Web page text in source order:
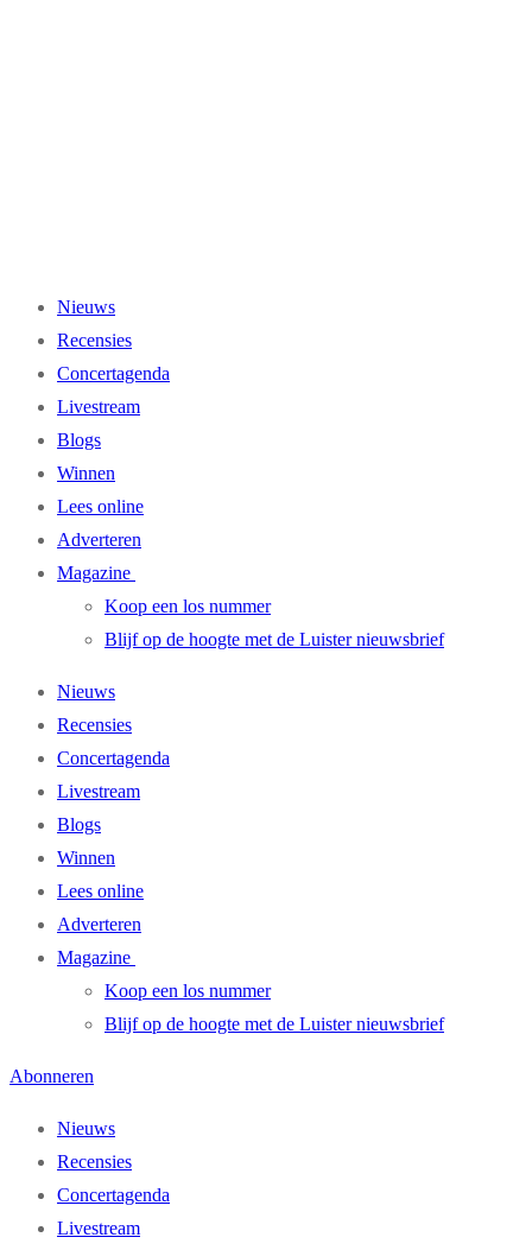
Nieuws
Recensies
Concertagenda
Livestream
Blogs
Winnen
Lees online
Adverteren
Magazine
Koop een los nummer
Blijf op de hoogte met de Luister nieuwsbrief
Nieuws
Recensies
Concertagenda
Livestream
Blogs
Winnen
Lees online
Adverteren
Magazine
Koop een los nummer
Blijf op de hoogte met de Luister nieuwsbrief
Abonneren
Nieuws
Recensies
Concertagenda
Livestream